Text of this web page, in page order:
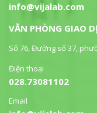
info@vijalab.com
VĂN PHÒNG GIAO
Số 76, Đường số 37,
Điện thoại
028.73081102
Email